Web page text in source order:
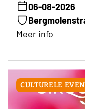
06-08-2026
Meer info
CULTURELE